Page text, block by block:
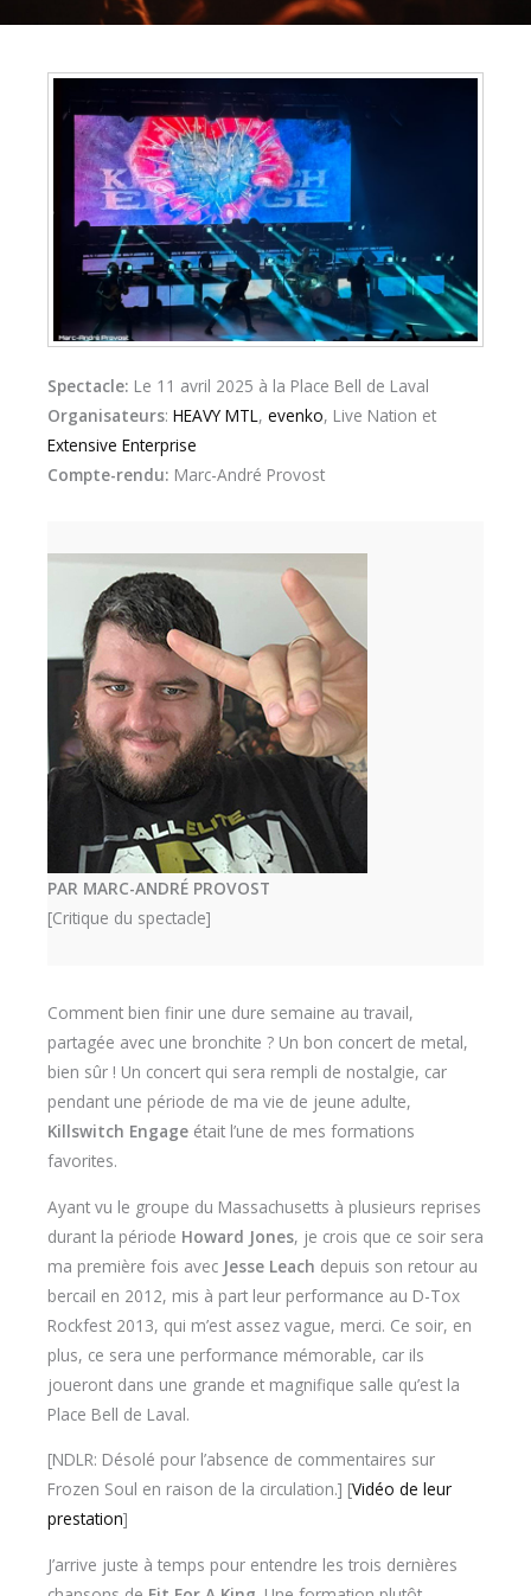
Spectacle: Le 11 avril 2025 à la Place Bell de Laval
Organisateurs: HEAVY MTL , evenko, Live Nation et
Extensive Enterprise
Compte-rendu: Marc-André Provost
PAR MARC-ANDRÉ PROVOST
[Critique du spectacle]
Comment bien finir une dure semaine au travail,
partagée avec une bronchite ? Un bon concert de metal,
bien sûr ! Un concert qui sera rempli de nostalgie, car
pendant une période de ma vie de jeune adulte,
Killswitch Engage était l’une de mes formations
favorites.
Ayant vu le groupe du Massachusetts à plusieurs reprises
durant la période Howard Jones, je crois que ce soir sera
ma première fois avec Jesse Leach depuis son retour au
bercail en 2012, mis à part leur performance au D-Tox
Rockfest 2013, qui m’est assez vague, merci. Ce soir, en
plus, ce sera une performance mémorable, car ils
joueront dans une grande et magnifique salle qu’est la
Place Bell de Laval.
[NDLR: Désolé pour l’absence de commentaires sur
Frozen Soul en raison de la circulation.] [Vidéo de leur
prestation]
J’arrive juste à temps pour entendre les trois dernières